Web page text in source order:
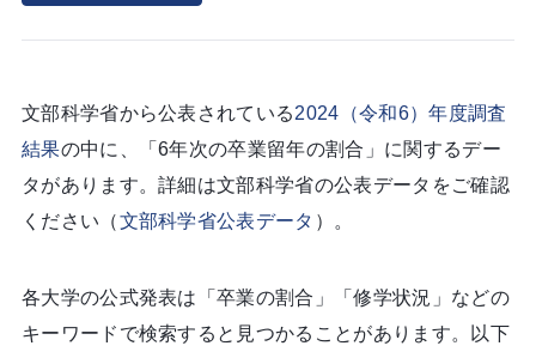
文部科学省から公表されている2024（令和6）年度調査
結果の中に、「6年次の卒業留年の割合」に関するデー
タがあります。詳細は文部科学省の公表データをご確認
ください（文部科学省公表データ ）。
各大学の公式発表は「卒業の割合」「修学状況」などの
キーワードで検索すると見つかることがあります。以下